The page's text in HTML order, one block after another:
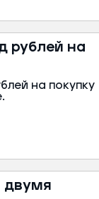
рублей на
на покупку
двумя